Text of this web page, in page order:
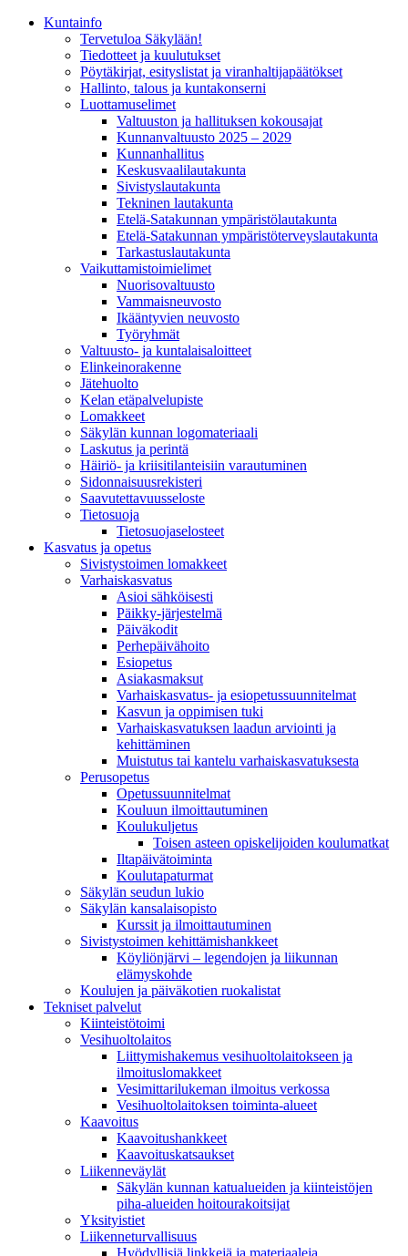
Kunta­info
Tervetuloa Säkylään!
Tiedotteet ja kuulutukset
Pöytäkirjat, esityslistat ja viranhaltijapäätökset
Hallinto, talous ja kuntakonserni
Luottamuselimet
Valtuuston ja hallituksen kokousajat
Kunnanvaltuusto 2025 – 2029
Kunnanhallitus
Keskusvaalilautakunta
Sivistyslautakunta
Tekninen lautakunta
Etelä-Satakunnan ympäristölautakunta
Etelä-Satakunnan ympäristöterveyslautakunta
Tarkastuslautakunta
Vaikuttamistoimielimet
Nuorisovaltuusto
Vammaisneuvosto
Ikääntyvien neuvosto
Työryhmät
Valtuusto- ja kuntalaisaloitteet
Elinkeinorakenne
Jätehuolto
Kelan etäpalvelupiste
Lomakkeet
Säkylän kunnan logomateriaali
Laskutus ja perintä
Häiriö- ja kriisitilanteisiin varautuminen
Sidonnaisuusrekisteri
Saavutettavuusseloste
Tietosuoja
Tietosuojaselosteet
Kasvatus ja opetus
Sivistystoimen lomakkeet
Varhaiskasvatus
Asioi sähköisesti
Päikky-järjestelmä
Päiväkodit
Perhepäivähoito
Esiopetus
Asiakasmaksut
Varhaiskasvatus- ja esiopetussuunnitelmat
Kasvun ja oppimisen tuki
Varhaiskasvatuksen laadun arviointi ja
kehittäminen
Muistutus tai kantelu varhaiskasvatuksesta
Perusopetus
Opetussuunnitelmat
Kouluun ilmoittautuminen
Koulukuljetus
Toisen asteen opiskelijoiden koulumatkat
Iltapäivätoiminta
Koulutapaturmat
Säkylän seudun lukio
Säkylän kansalaisopisto
Kurssit ja ilmoittautuminen
Sivistystoimen kehittämishankkeet
Köyliönjärvi – legendojen ja liikunnan
elämyskohde
Koulujen ja päiväkotien ruokalistat
Tekniset palvelut
Kiinteistötoimi
Vesihuoltolaitos
Liittymishakemus vesihuoltolaitokseen ja
ilmoituslomakkeet
Vesimittarilukeman ilmoitus verkossa
Vesihuoltolaitoksen toiminta-alueet
Kaavoitus
Kaavoitushankkeet
Kaavoituskatsaukset
Liikenneväylät
Säkylän kunnan katualueiden ja kiinteistöjen
piha-alueiden hoitourakoitsijat
Yksityistiet
Liikenneturvallisuus
Hyödyllisiä linkkejä ja materiaaleja